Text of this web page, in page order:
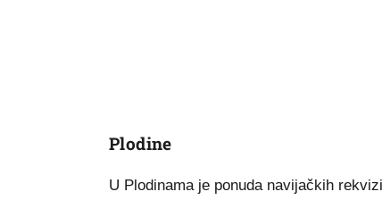
Plodine
U Plodinama je ponuda navijačkih